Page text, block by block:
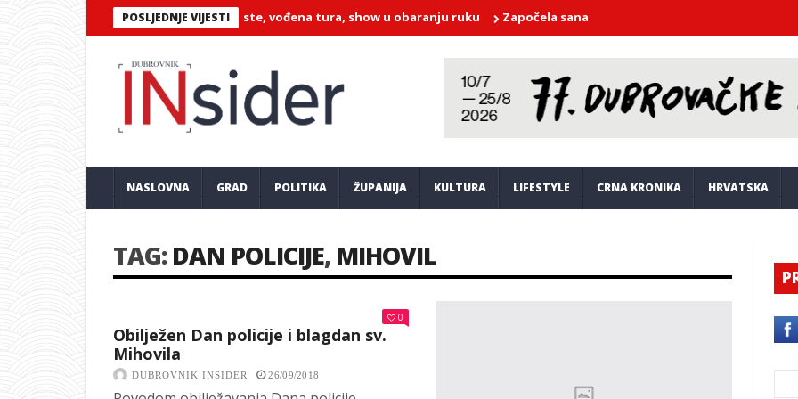
POSLJEDNJE VIJESTI
događanja u Orebiću: pučke feste, vođena tura, show u obaranju ruku Započela sanacija i obnova sportskog terena Zlatni
NASLOVNA GRAD POLITIKA ŽUPANIJA KULTURA LIFESTYLE CRNA KRONIKA HRVATSKA
TAG:DAN POLICIJE, MIHOVIL
0
Obilježen Dan policije i blagdan sv.
Mihovila
DUBROVNIK INSIDER 26/09/2018